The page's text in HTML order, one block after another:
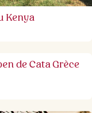
Kenya
de Cata Grèce